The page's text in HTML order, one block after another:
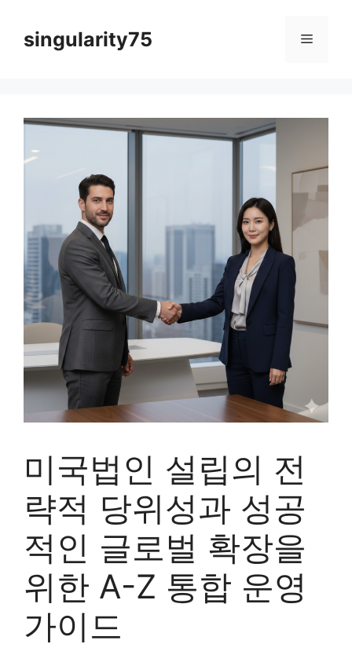
singularity75 메
미국법인 설립의 전
략적 당위성과 성공
적인 글로벌 확장을
위한 A-Z 통합 운영
가이드